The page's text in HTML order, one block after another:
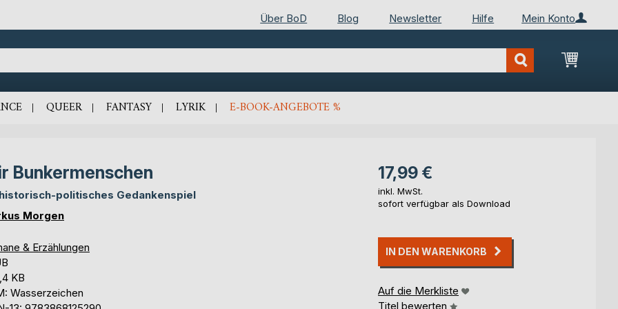
Mein Konto
Über BoD Blog Newsletter Hilfe
Mein
QUEER FANTASY LYRIK E-BOOK-ANGEBOTE %
Bunkermenschen
politisches Gedankenspiel
Morgen
& Erzählungen
KB
Wasserzeichen
17,99 €
inkl. MwSt.
sofort verfügbar als Download
IN DEN WARENKORB
Auf die Merkliste
Titel bewerten